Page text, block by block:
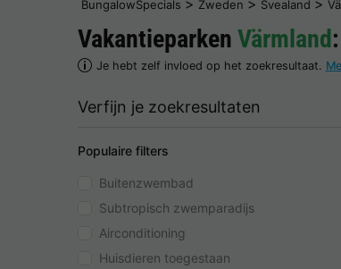
BungalowSpecials Zweden Svealand
Vakantieparken Värmland
Je hebt zelf invloed op het zoekresultaat.
Verfijn je zoekresultaten
Populaire filters
Buitenzwembad
Subtropisch zwemparadijs
Airconditioning
Huisdieren toegestaan